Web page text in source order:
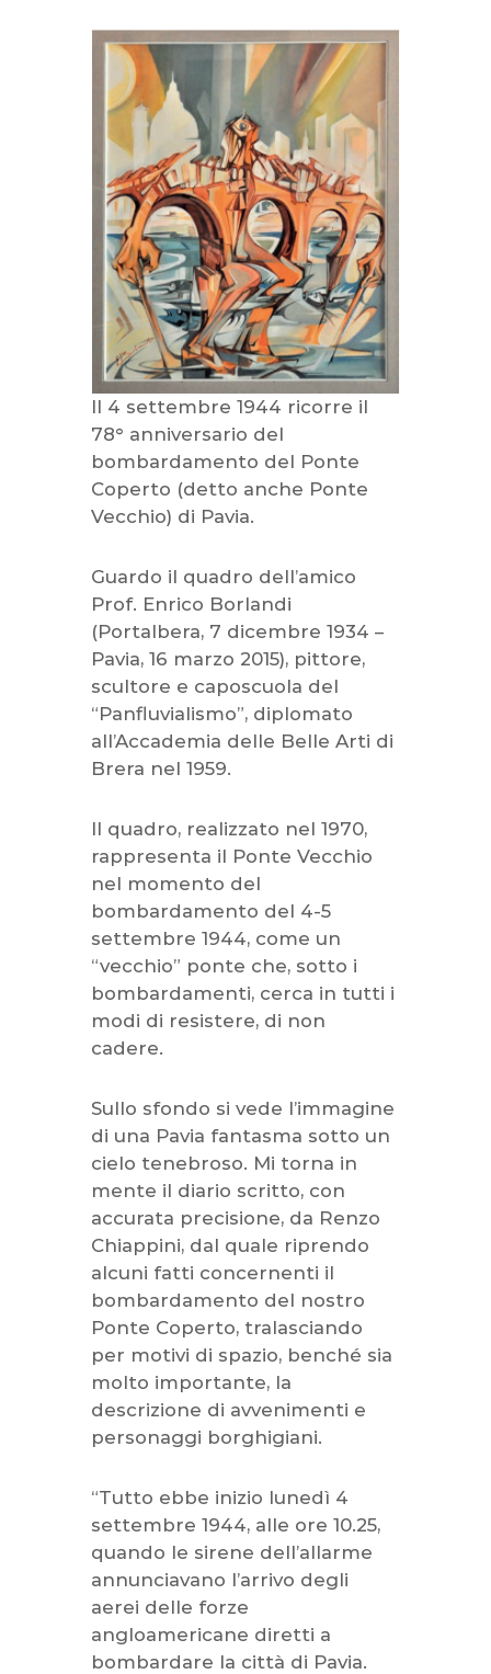
Il 4 settembre 1944 ricorre il
78° anniversario del
bombardamento del Ponte
Coperto (detto anche Ponte
Vecchio) di Pavia.
Guardo il quadro dell’amico
Prof. Enrico Borlandi
(Portalbera, 7 dicembre 1934 –
Pavia, 16 marzo 2015), pittore,
scultore e caposcuola del
“Panfluvialismo”, diplomato
all’Accademia delle Belle Arti di
Brera nel 1959.
Il quadro, realizzato nel 1970,
rappresenta il Ponte Vecchio
nel momento del
bombardamento del 4-5
settembre 1944, come un
“vecchio” ponte che, sotto i
bombardamenti, cerca in tutti i
modi di resistere, di non
cadere.
Sullo sfondo si vede l’immagine
di una Pavia fantasma sotto un
cielo tenebroso. Mi torna in
mente il diario scritto, con
accurata precisione, da Renzo
Chiappini, dal quale riprendo
alcuni fatti concernenti il
bombardamento del nostro
Ponte Coperto, tralasciando
per motivi di spazio, benché sia
molto importante, la
descrizione di avvenimenti e
personaggi borghigiani.
“Tutto ebbe inizio lunedì 4
settembre 1944, alle ore 10.25,
quando le sirene dell’allarme
annunciavano l’arrivo degli
aerei delle forze
angloamericane diretti a
bombardare la città di Pavia.